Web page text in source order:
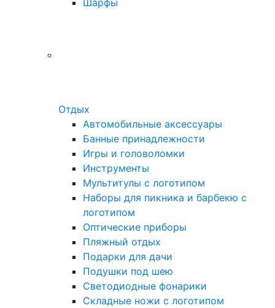
Отдых
Автомобильные аксессуары
Банные принадлежности
Игры и головоломки
Инструменты
Мультитулы с логотипом
Наборы для пикника и барбекю с
логотипом
Оптические приборы
Пляжный отдых
Подарки для дачи
Подушки под шею
Светодиодные фонарики
Складные ножи с логотипом